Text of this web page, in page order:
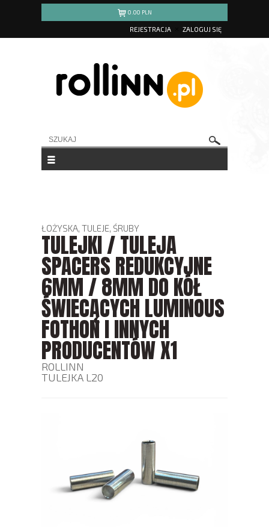
0.00 PLN
REJESTRACJA ZALOGUJ SIĘ
ŁOŻYSKA, TULEJE, ŚRUBY
TULEJKI / TULEJA
SPACERS REDUKCYJNE
6MM / 8MM DO KÓŁ
ŚWIECĄCYCH LUMINOUS
FOTHON I INNYCH
PRODUCENTÓW X1
ROLLINN
TULEJKA L20